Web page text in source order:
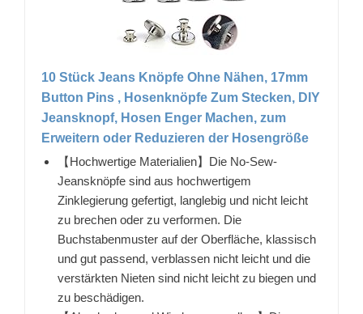
10 Stück Jeans Knöpfe Ohne Nähen, 17mm
Button Pins , Hosenknöpfe Zum Stecken, DIY
Jeansknopf, Hosen Enger Machen, zum
Erweitern oder Reduzieren der Hosengröße
【Hochwertige Materialien】Die No-Sew-
Jeansknöpfe sind aus hochwertigem
Zinklegierung gefertigt, langlebig und nicht leicht
zu brechen oder zu verformen. Die
Buchstabenmuster auf der Oberfläche, klassisch
und gut passend, verblassen nicht leicht und die
verstärkten Nieten sind nicht leicht zu biegen und
zu beschädigen.